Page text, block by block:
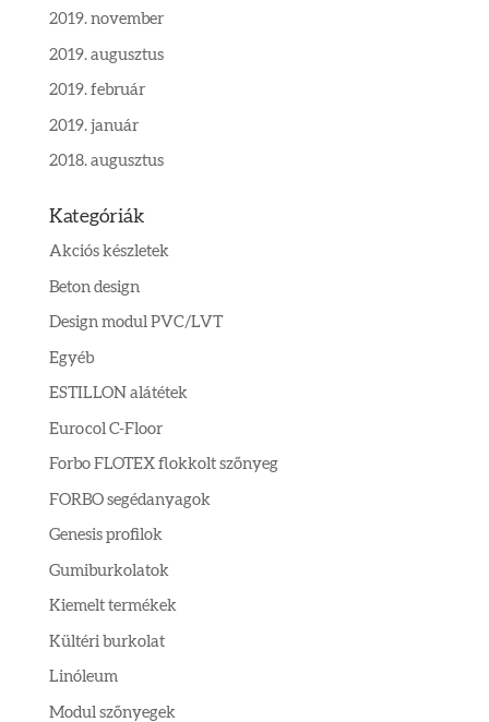
2019. november
2019. augusztus
2019. február
2019. január
2018. augusztus
Kategóriák
Akciós készletek
Beton design
Design modul PVC/LVT
Egyéb
ESTILLON alátétek
Eurocol C-Floor
Forbo FLOTEX flokkolt szőnyeg
FORBO segédanyagok
Genesis profilok
Gumiburkolatok
Kiemelt termékek
Kültéri burkolat
Linóleum
Modul szőnyegek